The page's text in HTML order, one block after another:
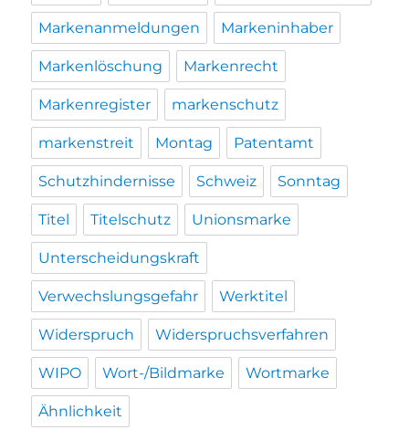
Markenanmeldungen Markeninhaber
Markenlöschung Markenrecht
Markenregister markenschutz
markenstreit Montag Patentamt
Schutzhindernisse Schweiz Sonntag
Titel Titelschutz Unionsmarke
Unterscheidungskraft
Verwechslungsgefahr Werktitel
Widerspruch Widerspruchsverfahren
WIPO Wort-/Bildmarke Wortmarke
Ähnlichkeit